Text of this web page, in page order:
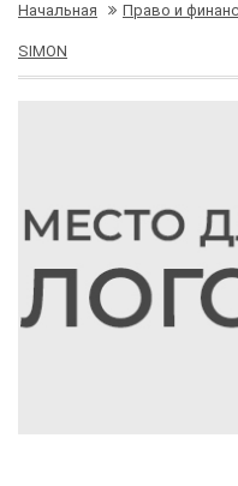
Начальная Право и
SIMON